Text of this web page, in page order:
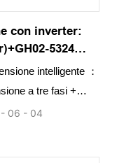
con inverter:
5324
intelligente ：
a tre fasi +
06 04